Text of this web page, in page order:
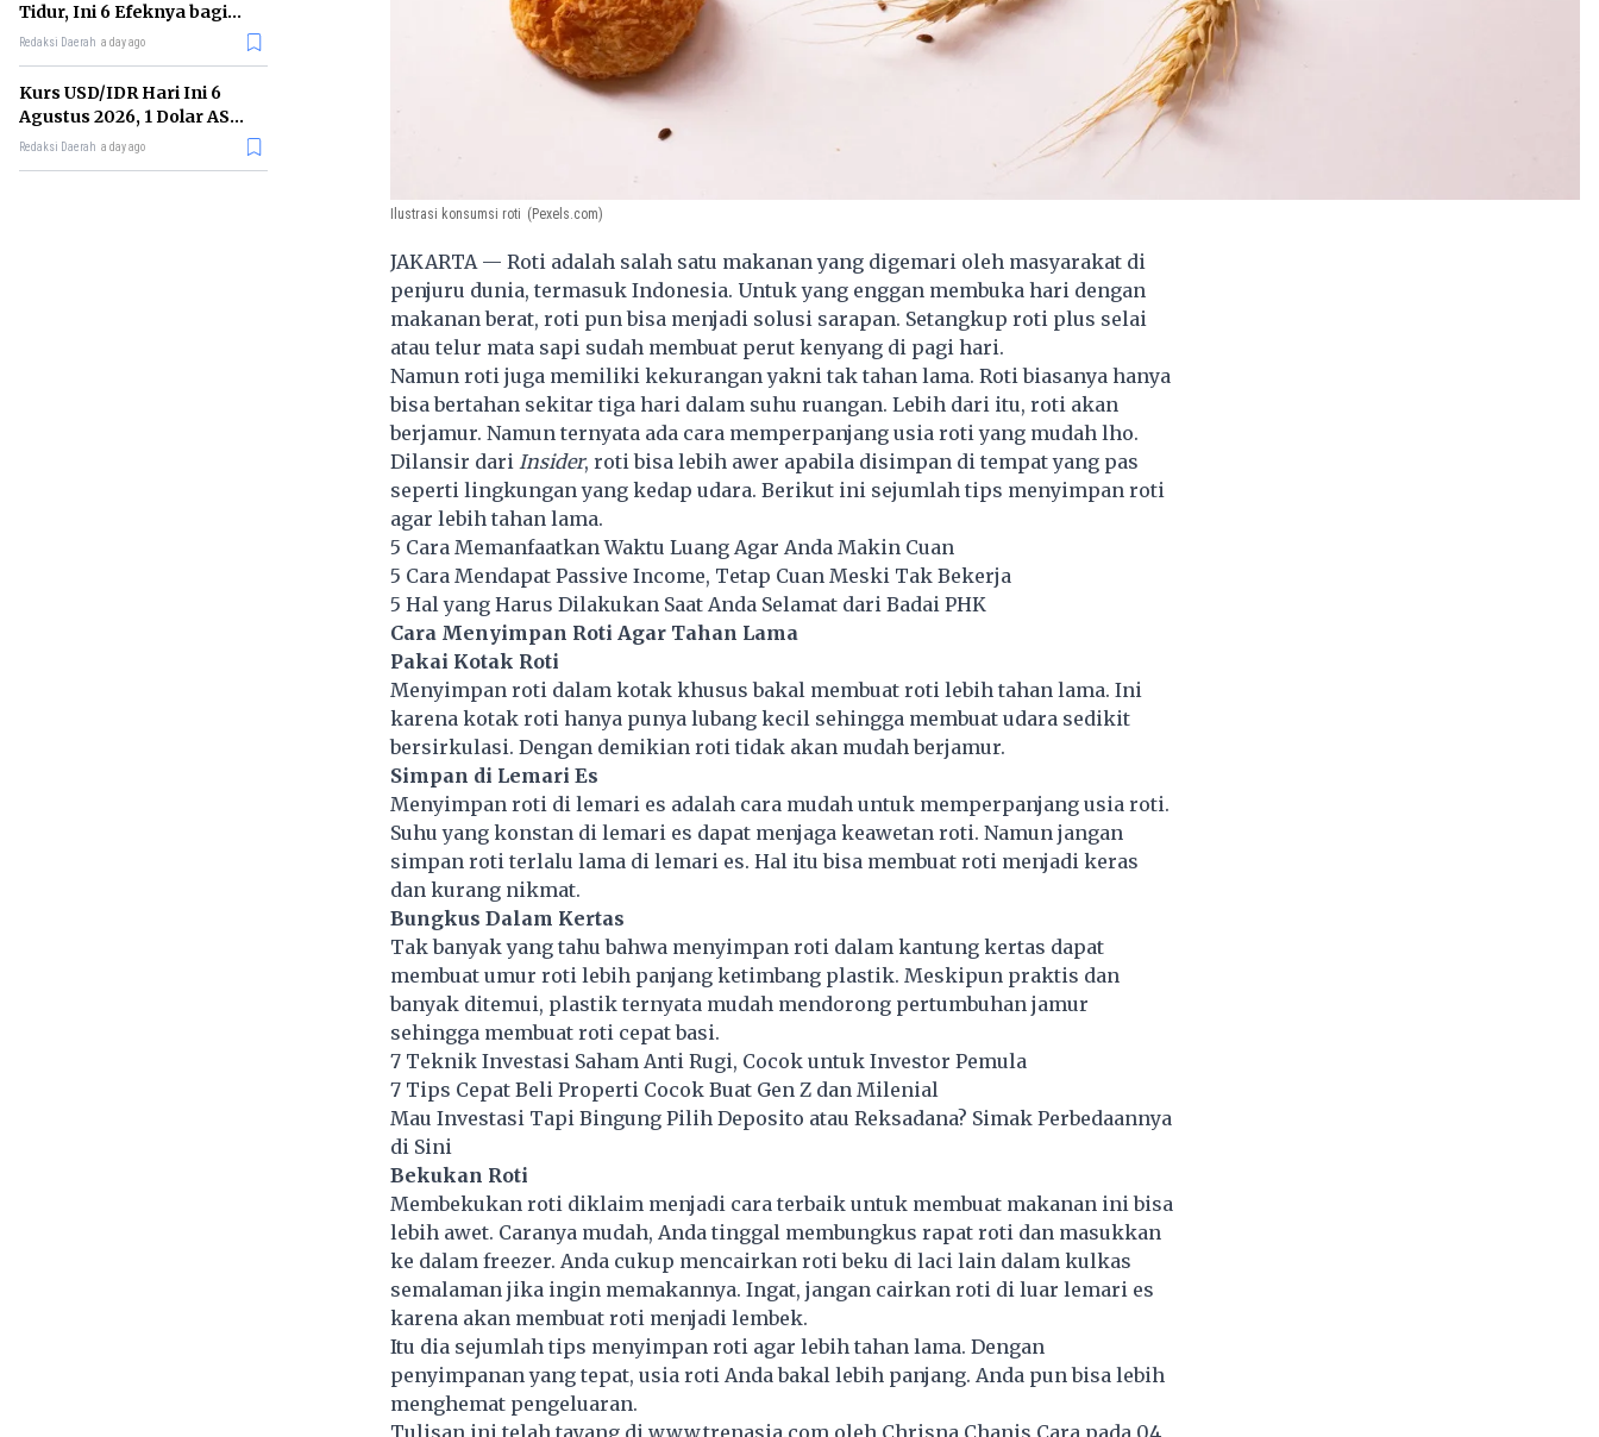
Tidur, Ini 6 Efeknya bagi
Kesehatan Tubuh
Redaksi Daerah a day ago
Kurs USD/IDR Hari Ini 6
Agustus 2026, 1 Dolar AS
Kini Berapa Rupiah?
Redaksi Daerah a day ago
Ilustrasi konsumsi roti (Pexels.com)
JAKARTA — Roti adalah salah satu makanan yang digemari oleh masyarakat di
penjuru dunia, termasuk Indonesia. Untuk yang enggan membuka hari dengan
makanan berat, roti pun bisa menjadi solusi sarapan. Setangkup roti plus selai
atau telur mata sapi sudah membuat perut kenyang di pagi hari.
Namun roti juga memiliki kekurangan yakni tak tahan lama. Roti biasanya hanya
bisa bertahan sekitar tiga hari dalam suhu ruangan. Lebih dari itu, roti akan
berjamur. Namun ternyata ada cara memperpanjang usia roti yang mudah lho.
Dilansir dari Insider, roti bisa lebih awer apabila disimpan di tempat yang pas
seperti lingkungan yang kedap udara. Berikut ini sejumlah tips menyimpan roti
agar lebih tahan lama.
5 Cara Memanfaatkan Waktu Luang Agar Anda Makin Cuan
5 Cara Mendapat Passive Income, Tetap Cuan Meski Tak Bekerja
5 Hal yang Harus Dilakukan Saat Anda Selamat dari Badai PHK
Cara Menyimpan Roti Agar Tahan Lama
Pakai Kotak Roti
Menyimpan roti dalam kotak khusus bakal membuat roti lebih tahan lama. Ini
karena kotak roti hanya punya lubang kecil sehingga membuat udara sedikit
bersirkulasi. Dengan demikian roti tidak akan mudah berjamur.
Simpan di Lemari Es
Menyimpan roti di lemari es adalah cara mudah untuk memperpanjang usia roti.
Suhu yang konstan di lemari es dapat menjaga keawetan roti. Namun jangan
simpan roti terlalu lama di lemari es. Hal itu bisa membuat roti menjadi keras
dan kurang nikmat.
Bungkus Dalam Kertas
Tak banyak yang tahu bahwa menyimpan roti dalam kantung kertas dapat
membuat umur roti lebih panjang ketimbang plastik. Meskipun praktis dan
banyak ditemui, plastik ternyata mudah mendorong pertumbuhan jamur
sehingga membuat roti cepat basi.
7 Teknik Investasi Saham Anti Rugi, Cocok untuk Investor Pemula
7 Tips Cepat Beli Properti Cocok Buat Gen Z dan Milenial
Mau Investasi Tapi Bingung Pilih Deposito atau Reksadana? Simak Perbedaannya
di Sini
Bekukan Roti
Membekukan roti diklaim menjadi cara terbaik untuk membuat makanan ini bisa
lebih awet. Caranya mudah, Anda tinggal membungkus rapat roti dan masukkan
ke dalam freezer. Anda cukup mencairkan roti beku di laci lain dalam kulkas
semalaman jika ingin memakannya. Ingat, jangan cairkan roti di luar lemari es
karena akan membuat roti menjadi lembek.
Itu dia sejumlah tips menyimpan roti agar lebih tahan lama. Dengan
penyimpanan yang tepat, usia roti Anda bakal lebih panjang. Anda pun bisa lebih
menghemat pengeluaran.
Tulisan ini telah tayang di www.trenasia.com oleh Chrisna Chanis Cara pada 04